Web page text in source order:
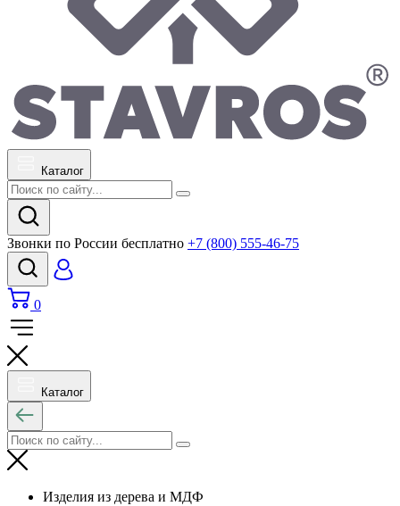
Каталог
Звонки по России бесплатно +7 (800) 555-46-75
0
Каталог
Изделия из дерева и МДФ